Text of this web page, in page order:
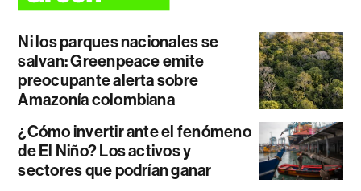
Ni los parques nacionales se
salvan: Greenpeace emite
preocupante alerta sobre
Amazonía colombiana
¿Cómo invertir ante el fenómeno
de El Niño? Los activos y
sectores que podrían ganar